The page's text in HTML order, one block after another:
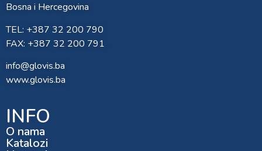
Bosna i Hercegovina
TEL: +387 32 200 790
FAX: +387 32 200 791
info@glovis.ba
www.glovis.ba
INFO
O nama
Katalozi